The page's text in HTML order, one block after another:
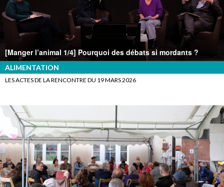
[Manger l’animal 1/4] Pourquoi des débats si mordants ?
ALIMENTATION
LES ACTES DE LA RENCONTRE DU 19 MARS 2026